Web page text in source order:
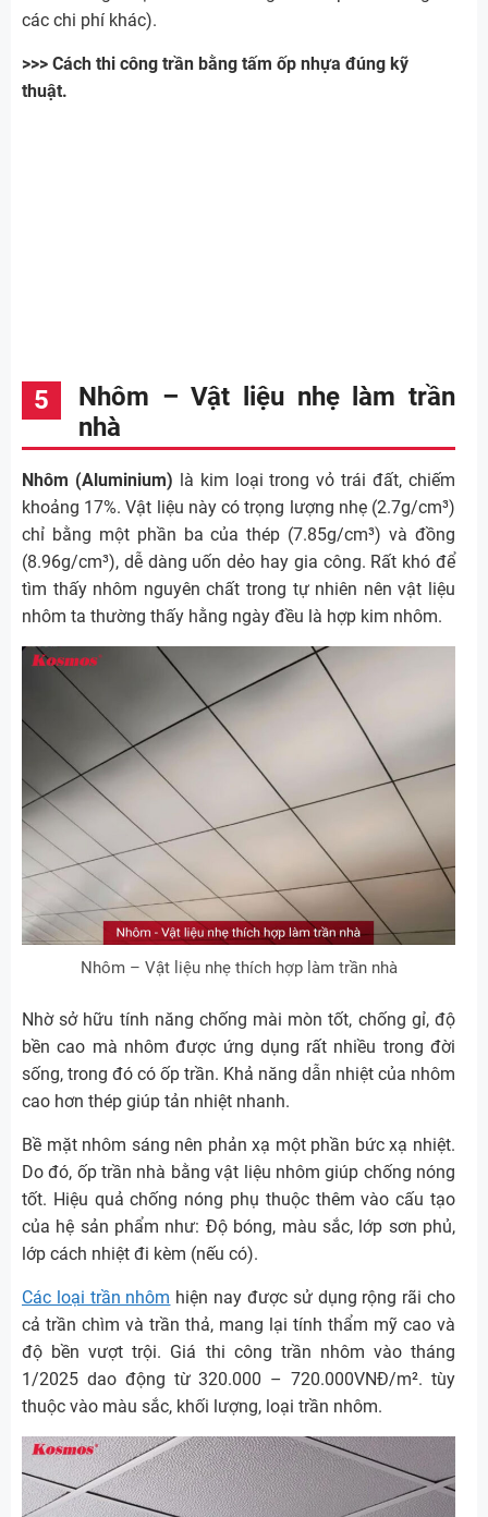
các chi phí khác).
>>> Cách thi công trần bằng tấm ốp nhựa đúng kỹ
thuật.
Nhôm – Vật liệu nhẹ làm trần
nhà
Nhôm (Aluminium) là kim loại trong vỏ trái đất, chiếm
khoảng 17%. Vật liệu này có trọng lượng nhẹ (2.7g/cm³)
chỉ bằng một phần ba của thép (7.85g/cm³) và đồng
(8.96g/cm³), dễ dàng uốn dẻo hay gia công. Rất khó để
tìm thấy nhôm nguyên chất trong tự nhiên nên vật liệu
nhôm ta thường thấy hằng ngày đều là hợp kim nhôm.
Nhôm – Vật liệu nhẹ thích hợp làm trần nhà
Nhờ sở hữu tính năng chống mài mòn tốt, chống gỉ, độ
bền cao mà nhôm được ứng dụng rất nhiều trong đời
sống, trong đó có ốp trần. Khả năng dẫn nhiệt của nhôm
cao hơn thép giúp tản nhiệt nhanh.
Bề mặt nhôm sáng nên phản xạ một phần bức xạ nhiệt.
Do đó, ốp trần nhà bằng vật liệu nhôm giúp chống nóng
tốt. Hiệu quả chống nóng phụ thuộc thêm vào cấu tạo
của hệ sản phẩm như: Độ bóng, màu sắc, lớp sơn phủ,
lớp cách nhiệt đi kèm (nếu có).
Các loại trần nhôm hiện nay được sử dụng rộng rãi cho
cả trần chìm và trần thả, mang lại tính thẩm mỹ cao và
độ bền vượt trội. Giá thi công trần nhôm vào tháng
1/2025 dao động từ 320.000 – 720.000VNĐ/m². tùy
thuộc vào màu sắc, khối lượng, loại trần nhôm.